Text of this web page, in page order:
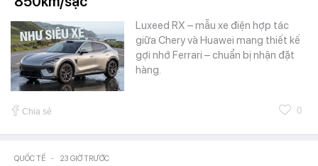
Luxeed RX – mẫu xe điện hợp tác
giữa Chery và Huawei mang thiết kế
gợi nhớ Ferrari – chuẩn bị nhận đặt
hàng.
Chia sẻ 0
QUỐC TẾ - 23 GIỜ TRƯỚC